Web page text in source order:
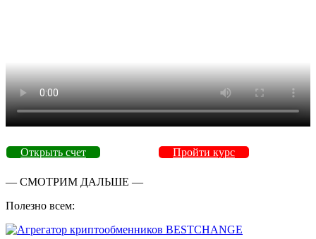
Открыть счет Пройти курс
— СМОТРИМ ДАЛЬШЕ —
Полезно всем: